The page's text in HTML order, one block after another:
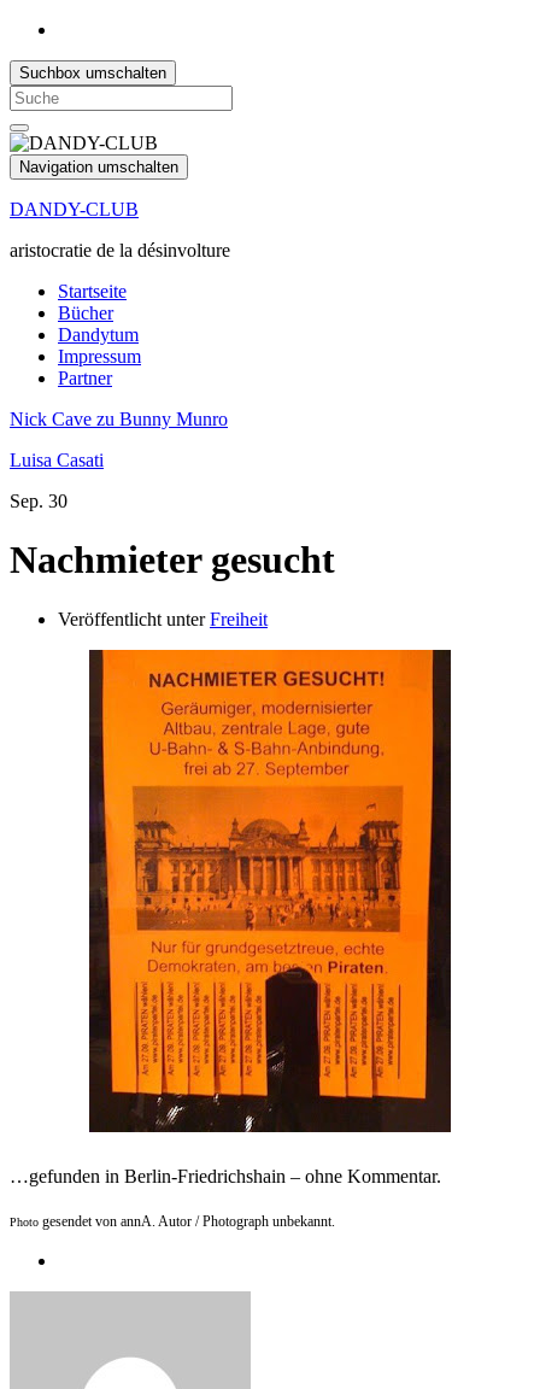
Suchbox umschalten
Search
for:
Navigation umschalten
DANDY-CLUB
aristocratie de la désinvolture
Startseite
Bücher
Dandytum
Impressum
Partner
Nick Cave zu Bunny Munro
Luisa Casati
Sep. 30
Nachmieter gesucht
Veröffentlicht unterFreiheit
…gefunden in Berlin-Friedrichshain – ohne Kommentar.
Photo gesendet von annA. Autor / Photograph unbekannt.